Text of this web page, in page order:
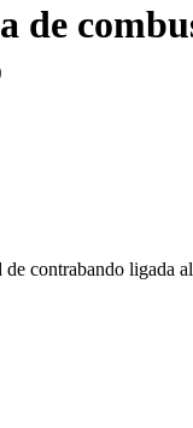
contrabando ligada